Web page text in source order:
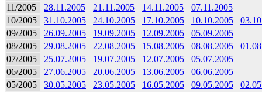
11/2005
28.11.2005 21.11.2005 14.11.2005
07.11.2005
10/2005
31.10.2005 24.10.2005 17.10.2005 10.10.2005
09/2005
26.09.2005 19.09.2005 12.09.2005
05.09.2005
08/2005
29.08.2005 22.08.2005 15.08.2005 08.08.2005
07/2005
25.07.2005 19.07.2005 12.07.2005
05.07.2005
06/2005
27.06.2005 20.06.2005 13.06.2005
06.06.2005
05/2005
30.05.2005 23.05.2005 16.05.2005 09.05.2005